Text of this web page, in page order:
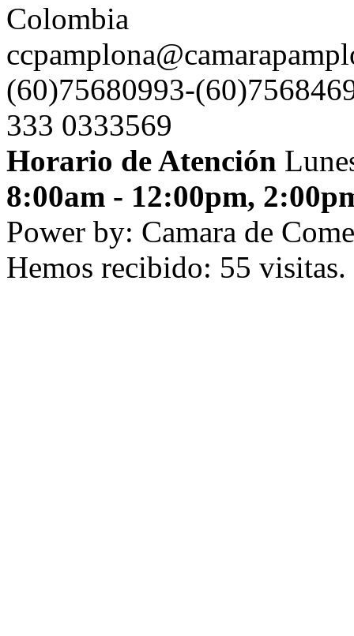
Colombia
(60)75680993-
333 0333569
Horario de Atención
8:00am - 12:00pm,
Power by: Camara de
Hemos recibido: 55 visitas.